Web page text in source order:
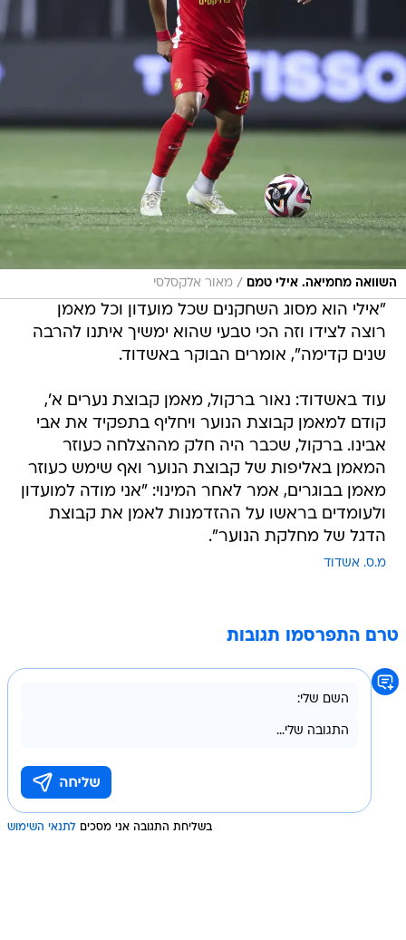
השוואה מחמיאה. אילי טמם / מאור אלקסלסי
"אילי הוא מסוג השחקנים שכל מועדון וכל מאמן
רוצה לצידו וזה הכי טבעי שהוא ימשיך איתנו להרבה
שנים קדימה", אומרים הבוקר באשדוד.
עוד באשדוד: נאור ברקול, מאמן קבוצת נערים א',
קודם למאמן קבוצת הנוער ויחליף בתפקיד את אבי
אבינו. ברקול, שכבר היה חלק מההצלחה כעוזר
המאמן באליפות של קבוצת הנוער ואף שימש כעוזר
מאמן בבוגרים, אמר לאחר המינוי: "אני מודה למועדון
ולעומדים בראשו על ההזדמנות לאמן את קבוצת
הדגל של מחלקת הנוער".
מ.ס. אשדוד
טרם התפרסמו תגובות
בשליחת התגובה אני מסכים לתנאי השימוש